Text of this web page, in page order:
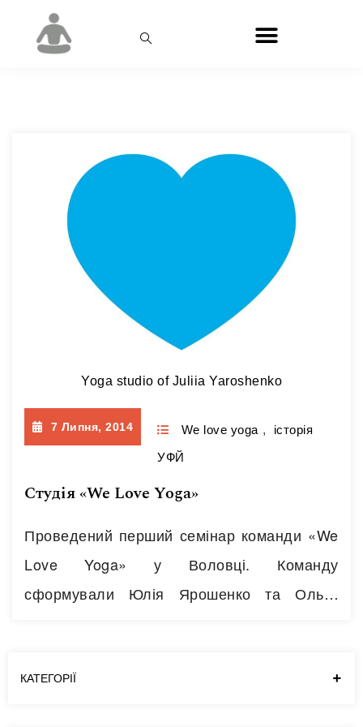
Yoga studio of Juliia Yaroshenko
7 Липня, 2014 We love yoga ,
історія
УФЙ
Студія «We Love Yogа»
Проведений перший семінар команди «We
Love Yoga» у Воловці. Команду
сформували Юлія Ярошенко та Ольга
Стрілецька, Тетяна Приходько, Наталі
КАТЕГОРІЇ